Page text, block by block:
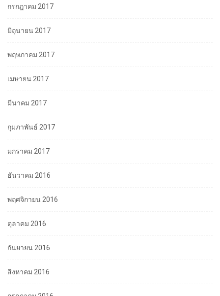
กรกฎาคม 2017
มิถุนายน 2017
พฤษภาคม 2017
เมษายน 2017
มีนาคม 2017
กุมภาพันธ์ 2017
มกราคม 2017
ธันวาคม 2016
พฤศจิกายน 2016
ตุลาคม 2016
กันยายน 2016
สิงหาคม 2016